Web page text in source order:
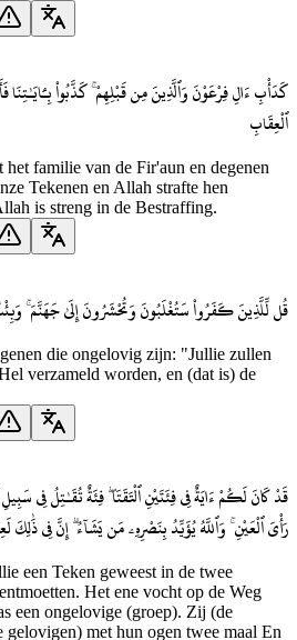
كَدَأْبِ ءَالِ فِرْعَوْنَ وَٱلَّذِينَ مِن قَبْلِهِمْ ۚ كَذَّبُوا۟ بِـَٔايَـٰتِنَا
ٱلْعِقَابِ
het familie van de Fir'aun en degenen
Tekenen en Allah strafte hen
is streng in de Bestraffing.
قُل لِّلَّذِينَ كَفَرُوا۟ سَتُغْلَبُونَ وَتُحْشَرُونَ إِلَىٰ جَهَنَّمَ
die ongelovig zijn: "Jullie zullen
verzameld worden, en (dat is) de
قَدْ كَانَ لَكُمْ ءَايَةٌ فِى فِئَتَيْنِ ٱلْتَقَتَا ۖ فِئَةٌ تُقَـٰتِلُ فِى
رَأْىَ ٱلْعَيْنِ ۚ وَٱللَّهُ يُؤَيِّدُ بِنَصْرِهِۦ مَن يَشَآءُ ۗ إِنَّ فِى ذَٰلِكَ
een Teken geweest in de twee
Het ene vocht op de Weg
een ongelovige (groep). Zij (de
gelovigen) met hun ogen twee maal En